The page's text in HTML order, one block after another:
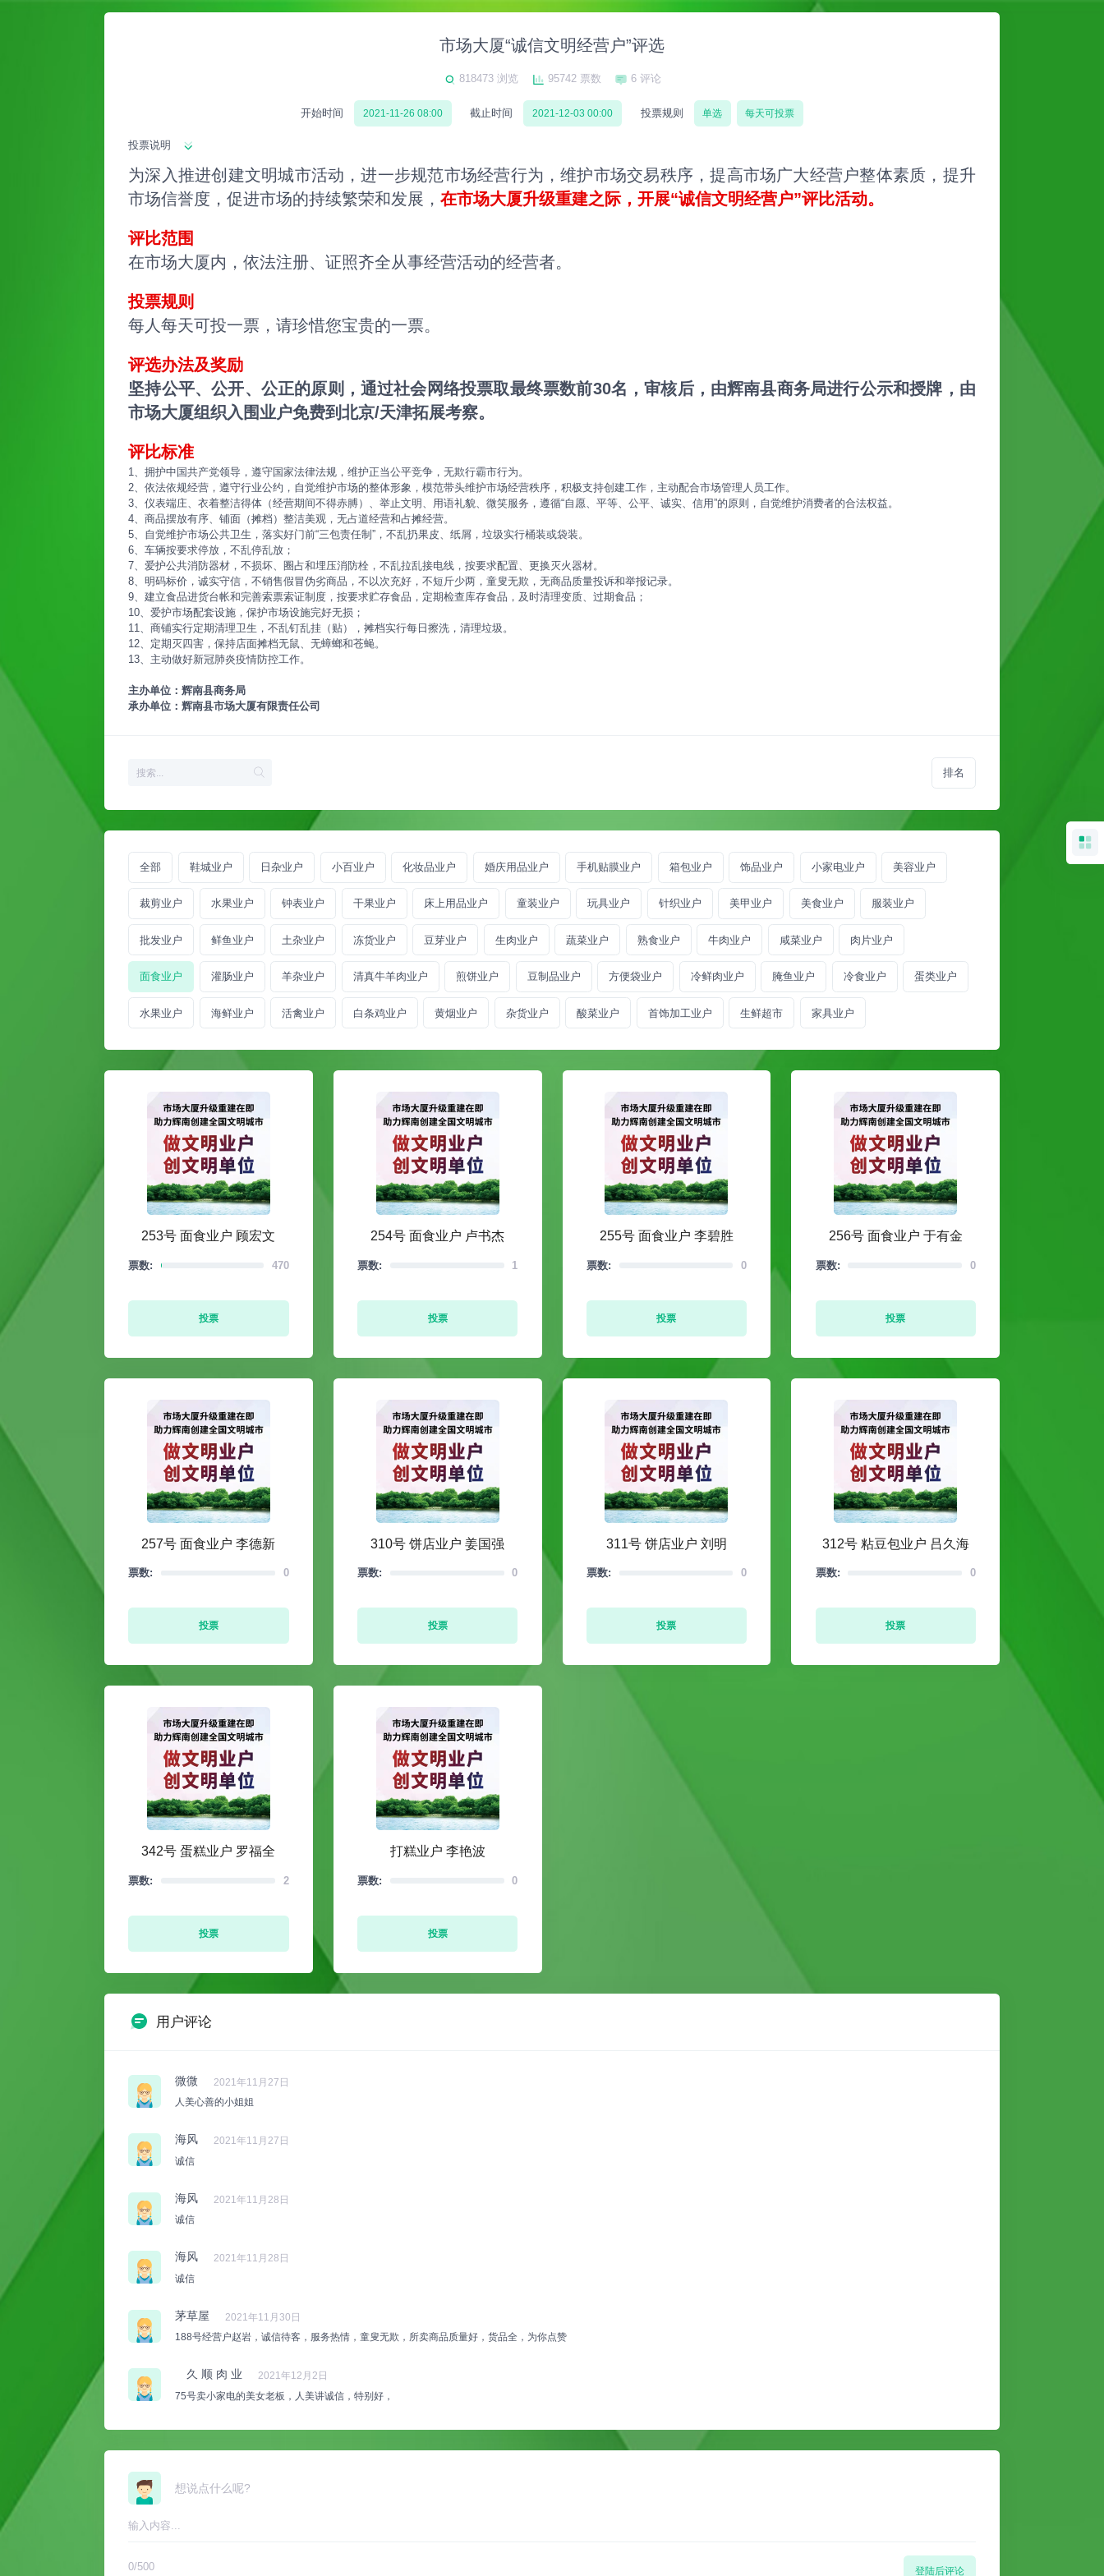
市场大厦“诚信文明经营户”评选
818473 浏览 95742 票数 6 评论
开始时间 2021-11-26 08:00 截止时间 2021-12-03 00:00 投票规则 单选 每天可投票
投票说明
为深入推进创建文明城市活动，进一步规范市场经营行为，维护市场交易秩序，提高市场广大经营户整体素质，提升
市场信誉度，促进市场的持续繁荣和发展，在市场大厦升级重建之际，开展“诚信文明经营户”评比活动。
评比范围
在市场大厦内，依法注册、证照齐全从事经营活动的经营者。
投票规则
每人每天可投一票，请珍惜您宝贵的一票。
评选办法及奖励
坚持公平、公开、公正的原则，通过社会网络投票取最终票数前30名，审核后，由辉南县商务局进行公示和授牌，由
市场大厦组织入围业户免费到北京/天津拓展考察。
评比标准
1、拥护中国共产党领导，遵守国家法律法规，维护正当公平竞争，无欺行霸市行为。
2、依法依规经营，遵守行业公约，自觉维护市场的整体形象，模范带头维护市场经营秩序，积极支持创建工作，主动配合市场管理人员工作。
3、仪表端庄、衣着整洁得体（经营期间不得赤膊）、举止文明、用语礼貌、微笑服务，遵循“自愿、平等、公平、诚实、信用”的原则，自觉维护消费者的合法权益。
4、商品摆放有序、铺面（摊档）整洁美观，无占道经营和占摊经营。
5、自觉维护市场公共卫生，落实好门前“三包责任制”，不乱扔果皮、纸屑，垃圾实行桶装或袋装。
6、车辆按要求停放，不乱停乱放；
7、爱护公共消防器材，不损坏、圈占和埋压消防栓，不乱拉乱接电线，按要求配置、更换灭火器材。
8、明码标价，诚实守信，不销售假冒伪劣商品，不以次充好，不短斤少两，童叟无欺，无商品质量投诉和举报记录。
9、建立食品进货台帐和完善索票索证制度，按要求贮存食品，定期检查库存食品，及时清理变质、过期食品；
10、爱护市场配套设施，保护市场设施完好无损；
11、商铺实行定期清理卫生，不乱钉乱挂（贴），摊档实行每日擦洗，清理垃圾。
12、定期灭四害，保持店面摊档无鼠、无蟑螂和苍蝇。
13、主动做好新冠肺炎疫情防控工作。
主办单位：辉南县商务局
承办单位：辉南县市场大厦有限责任公司
排名
全部 鞋城业户 日杂业户 小百业户 化妆品业户 婚庆用品业户 手机贴膜业户 箱包业户 饰品业户 小家电业户 美容业户
裁剪业户 水果业户 钟表业户 干果业户 床上用品业户 童装业户 玩具业户 针织业户 美甲业户 美食业户 服装业户
批发业户 鲜鱼业户 土杂业户 冻货业户 豆芽业户 生肉业户 蔬菜业户 熟食业户 牛肉业户 咸菜业户 肉片业户
面食业户 灌肠业户 羊杂业户 清真牛羊肉业户 煎饼业户 豆制品业户 方便袋业户 冷鲜肉业户 腌鱼业户 冷食业户 蛋类业户
水果业户 海鲜业户 活禽业户 白条鸡业户 黄烟业户 杂货业户 酸菜业户 首饰加工业户 生鲜超市 家具业户
253号 面食业户 顾宏文
票数: 470
投票
254号 面食业户 卢书杰
票数: 1
投票
255号 面食业户 李碧胜
票数: 0
投票
256号 面食业户 于有金
票数: 0
投票
257号 面食业户 李德新
票数: 0
投票
310号 饼店业户 姜国强
票数: 0
投票
311号 饼店业户 刘明
票数: 0
投票
312号 粘豆包业户 吕久海
票数: 0
投票
342号 蛋糕业户 罗福全
票数: 2
投票
打糕业户 李艳波
票数: 0
投票
用户评论
微微
2021年11月27日
人美心善的小姐姐
海风
2021年11月27日
诚信
海风
2021年11月28日
诚信
海风
2021年11月28日
诚信
茅草屋
2021年11月30日
188号经营户赵岩，诚信待客，服务热情，童叟无欺，所卖商品质量好，货品全，为你点赞
久 顺 肉 业
2021年12月2日
75号卖小家电的美女老板，人美讲诚信，特别好，
想说点什么呢?
0/500 登陆后评论